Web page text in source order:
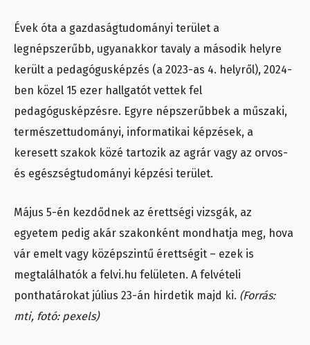
Évek óta a gazdaságtudományi terület a
legnépszerűbb, ugyanakkor tavaly a második helyre
került a pedagógusképzés (a 2023-as 4. helyről), 2024-
ben közel 15 ezer hallgatót vettek fel
pedagógusképzésre. Egyre népszerűbbek a műszaki,
természettudományi, informatikai képzések, a
keresett szakok közé tartozik az agrár vagy az orvos-
és egészségtudományi képzési terület.
Május 5-én kezdődnek az érettségi vizsgák, az
egyetem pedig akár szakonként mondhatja meg, hova
vár emelt vagy középszintű érettségit – ezek is
megtalálhatók a felvi.hu felületen. A felvételi
ponthatárokat július 23-án hirdetik majd ki. (Forrás:
mti, fotó: pexels)